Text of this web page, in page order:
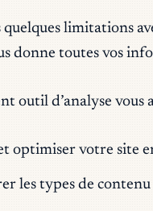
quelques limitations
donne toutes vos
outil d’analyse vous
optimiser votre site
les types de